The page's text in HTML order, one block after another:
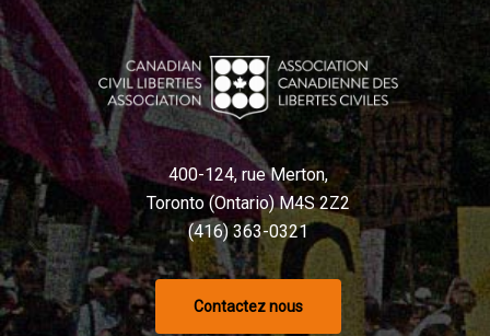
400-124, rue Merton,
Toronto (Ontario) M4S 2Z2
(416) 363-0321
Contactez nous